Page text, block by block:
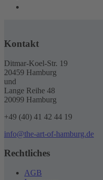
Kontakt
Ditmar-Koel-Str. 19
20459 Hamburg
und
Lange Reihe 48
20099 Hamburg
+49 (40) 41 42 44 19
info@the-art-of-hamburg.de
Rechtliches
AGB